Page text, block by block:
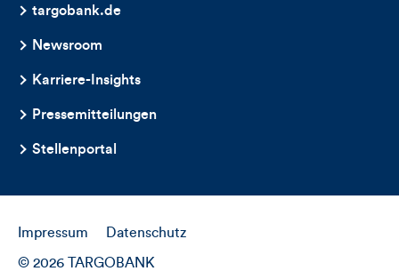
targobank.de
Newsroom
Karriere-Insights
Pressemitteilungen
Stellenportal
Impressum Datenschutz
© 2026 TARGOBANK